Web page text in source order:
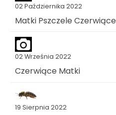
02 Października 2022
Matki Pszczele Czerwiące
02 Września 2022
Czerwiące Matki
19 Sierpnia 2022